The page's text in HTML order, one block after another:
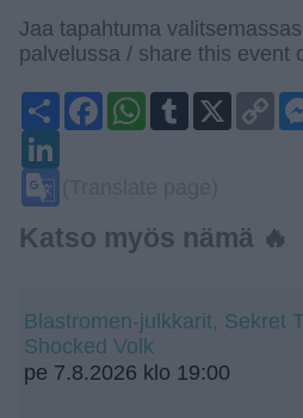
Jaa tapahtuma
palvelussa / share this event
ShareFacebookWhatsApp
Tumblr
X
Katso myös nämä 🔥
Blastromen-julkkarit, Sekret
Shocked Volk
pe 7.8.2026 klo 19:00